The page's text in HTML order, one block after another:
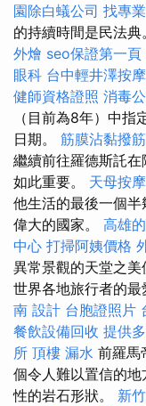
園除白蟻公司 找專
的持續時間是民法典
外燴 seo保證第一頁
眼科 台中輕井澤按
健師資格證照 消毒
（目前為8年）中
日期。 筋膜沾黏撥
繼續前往羅德斯託
如此重要。 天母按
他生活的最後一個
偉大的國家。 高雄
中心 打掃阿姨價格
異常景觀的天堂之
世界各地旅行者的最
南 設計 台胞證照片
餐飲設備回收 提供
所 頂樓 漏水 前羅馬
個令人難以置信的
性的岩石形狀。 新